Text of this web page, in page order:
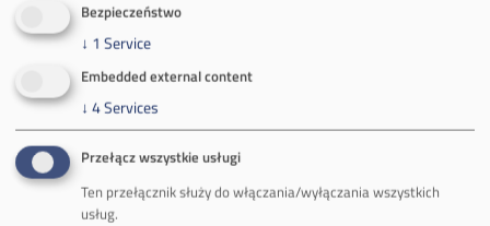
Zakład Górniczy Janina
Bezpieczeństwo
↓ 1 Service
Embedded external content
↓ 4Services
Przełącz wszystkie usługi
Ten przełącznik służy do włączania/wyłączania wszystkich
usług.